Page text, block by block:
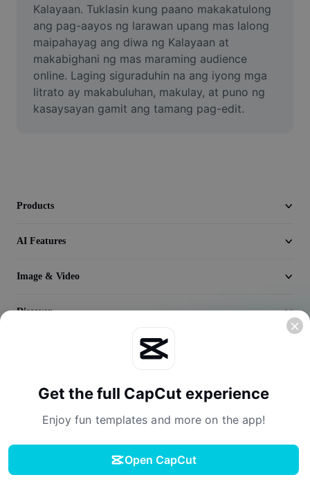
Add Subtitles To Video
Video Converter
Kalayaan. Tuklasin kung paano makakatulong
ang pag-aayos ng larawan upang mas lalong
maipahayag ang diwa ng Kalayaan at
makabighani ng mas maraming audience
online. Laging siguraduhin na ang iyong mga
litrato ay makabuluhan, makulay, at puno ng
kasaysayan gamit ang tamang pag-edit.
Products
AI Features
Image & Video
Discover
Privacy Policy Cookies Policy
Creator Terms of Service
Digital Services Act Community Guidelines
Get the full CapCut experience
Enjoy fun templates and more on the app!
Open CapCut